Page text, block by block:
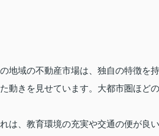
地域の不動産市場は、独自の特徴を持
動きを見せています。大都市圏ほどの
は、教育環境の充実や交通の便が良い